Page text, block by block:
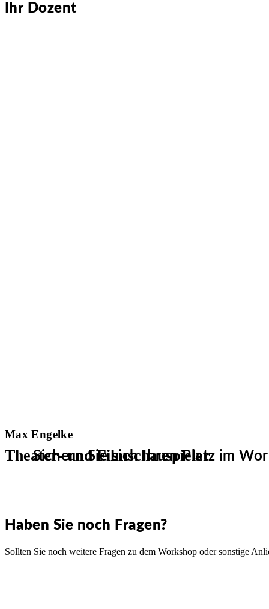
Ihr Dozent
Max Engelke
Theater- und Filmschauspieler
Sichern Sie sich Ihren Platz im
Haben Sie noch Fragen?
Sollten Sie noch weitere Fragen zu dem Workshop oder sonstige